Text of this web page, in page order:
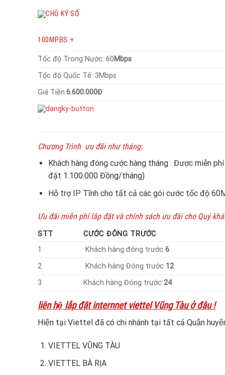
100MPBS +
Tốc độ Trong Nước: 60Mbps
Tốc độ Quốc Tế: 3Mbps
Giá Tiền:6.600.000Đ
Chương Trình ưu đãi như tháng:
Khách hàng đóng cước hàng tháng : Được miễn
đặt 1.100.000 Đồng/tháng)
Hỗ trợ IP Tĩnh cho tất cả các gói cước tốc độ
Ưu đãi miễn phí lắp đặt và chính sách ưu đãi cho Quý
STT
CƯỚC ĐÓNG TRƯỚC
1
Khách hàng đóng trước6
2
Khách hàng Đóng trước 12
3
Khách hàng Đóng trước24
liên hệ lắp đặt internnet viettel Vũng Tàu ở đâu !
Hiện tại Viettel đã có chi nhánh tại tất cả Quận
VIETTEL VŨNG TÀU
VIETTEL BÀ RỊA